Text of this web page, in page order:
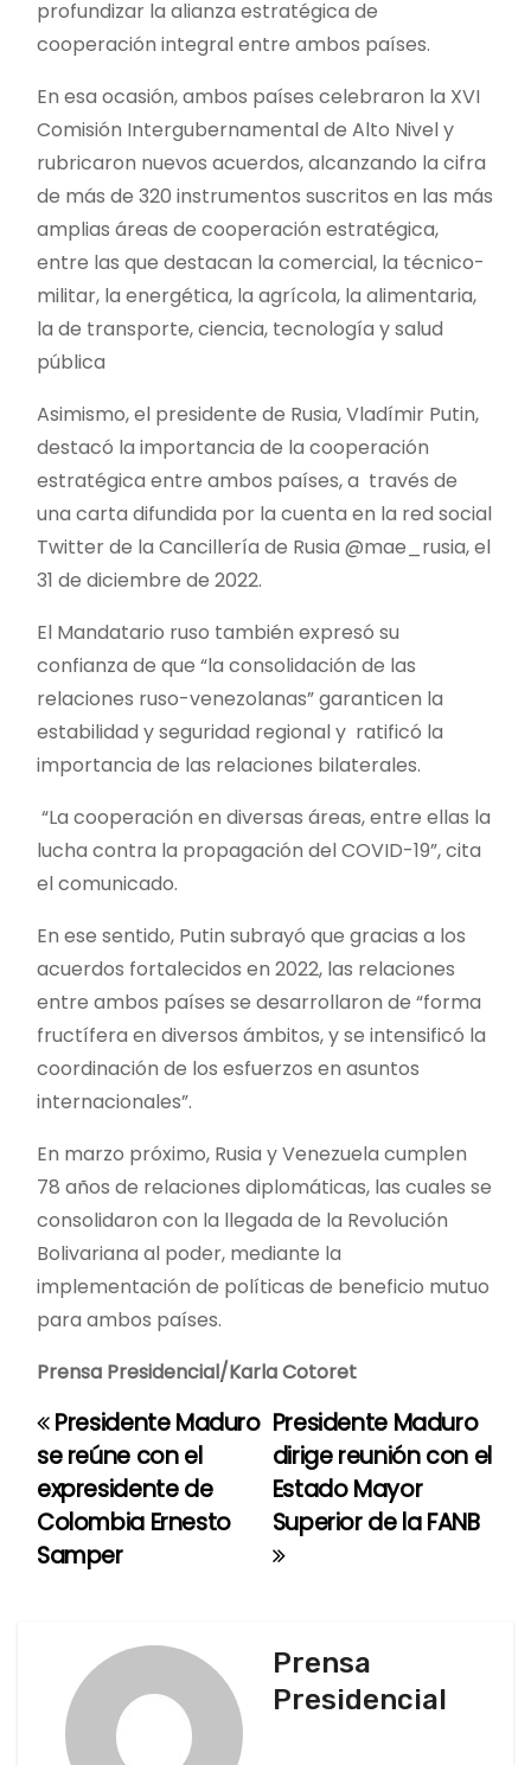
profundizar la alianza estratégica de
cooperación integral entre ambos países.
En esa ocasión, ambos países celebraron la XVI
Comisión Intergubernamental de Alto Nivel y
rubricaron nuevos acuerdos, alcanzando la cifra
de más de 320 instrumentos suscritos en las más
amplias áreas de cooperación estratégica,
entre las que destacan la comercial, la técnico-
militar, la energética, la agrícola, la alimentaria,
la de transporte, ciencia, tecnología y salud
pública
Asimismo, el presidente de Rusia, Vladímir Putin,
destacó la importancia de la cooperación
estratégica entre ambos países, a través de
una carta difundida por la cuenta en la red social
Twitter de la Cancillería de Rusia @mae_rusia, el
31 de diciembre de 2022.
El Mandatario ruso también expresó su
confianza de que “la consolidación de las
relaciones ruso-venezolanas” garanticen la
estabilidad y seguridad regional y ratificó la
importancia de las relaciones bilaterales.
“La cooperación en diversas áreas, entre ellas la
lucha contra la propagación del COVID-19”, cita
el comunicado.
En ese sentido, Putin subrayó que gracias a los
acuerdos fortalecidos en 2022, las relaciones
entre ambos países se desarrollaron de “forma
fructífera en diversos ámbitos, y se intensificó la
coordinación de los esfuerzos en asuntos
internacionales”.
En marzo próximo, Rusia y Venezuela cumplen
78 años de relaciones diplomáticas, las cuales se
consolidaron con la llegada de la Revolución
Bolivariana al poder, mediante la
implementación de políticas de beneficio mutuo
para ambos países.
Prensa Presidencial/Karla Cotoret
N
a
v
Presidente Maduro
dirige reunión con el
Estado Mayor
Superior de la FANB
Presidente Maduro
se reúne con el
expresidente de
Colombia Ernesto
Samper
Prensa
Presidencial